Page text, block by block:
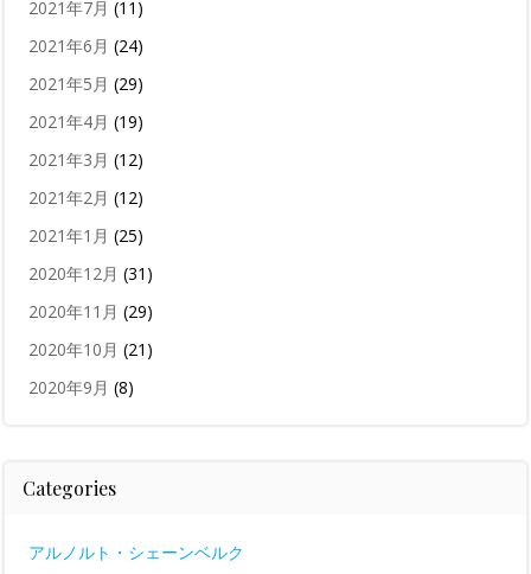
2021年7月 (11)
2021年6月 (24)
2021年5月 (29)
2021年4月 (19)
2021年3月 (12)
2021年2月 (12)
2021年1月 (25)
2020年12月 (31)
2020年11月 (29)
2020年10月 (21)
2020年9月 (8)
Categories
アルノルト・シェーンベルク